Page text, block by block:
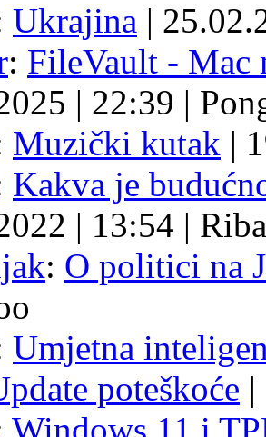
Ukrajina |
: FileVault - Mac
| 22:39 |
Muzički kutak |
Kakva je
| 13:54 | Riba
: O politici na
Umjetna
poteškoće |